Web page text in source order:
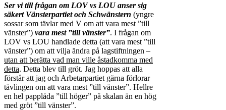
Ser vi till frågan om LOV vs LOU anser sig
säkert Vänsterpartiet och Schwänstern (yngre
sossar som tävlar med V om att vara mest ”till
vänster”) vara mest ”till vänster”. I frågan om
LOV vs LOU handlade detta (att vara mest ”till
vänster”) om att vilja ändra på lagstiftningen –
utan att berätta vad man ville åstadkomma med
detta. Detta blev till gröt. Jag hoppas att alla
förstår att jag och Arbetarpartiet gärna förlorar
tävlingen om att vara mest ”till vänster”. Hellre
en hel papplåda ”till höger” på skalan än en hög
med gröt ”till vänster”.